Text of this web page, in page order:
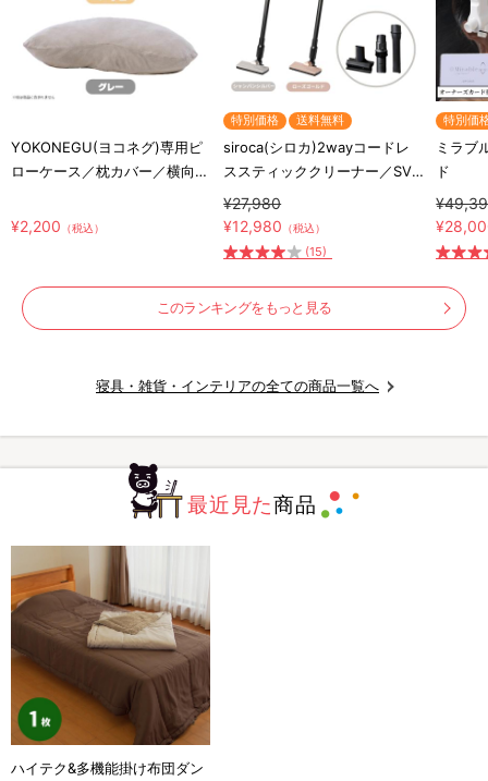
YOKONEGU(ヨコネグ)専用ピ
ローケース／枕カバー／横向き
¥2,200 （税込）
特別価格 送料無料
siroca(シロカ)2wayコードレ
ススティッククリーナー／SV-
S281
¥27,980
¥12,980 （税込）
(15)
特別価
ミラブ
ド
このランキングをもっと見る
寝具・雑貨・インテリアの全ての商品一覧へ
最近見た商品
ハイテク&多機能掛け布団ダン